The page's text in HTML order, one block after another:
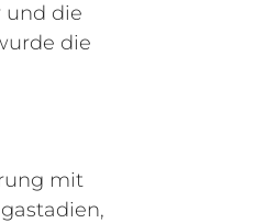
und die
die
mit